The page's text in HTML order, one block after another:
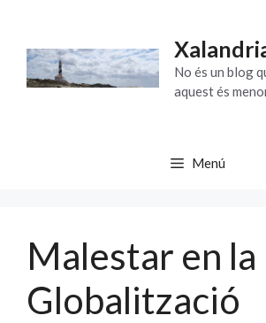
contingut
No és un blog
aquest és
Menú
Malestar en la
Globalització